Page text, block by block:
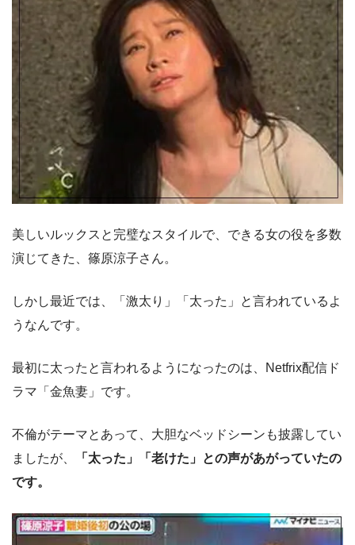
美しいルックスと完璧なスタイルで、できる女の役を多数
演じてきた、篠原涼子さん。
しかし最近では、「激太り」「太った」と言われているよ
うなんです。
最初に太ったと言われるようになったのは、Netfrix配信ド
ラマ「金魚妻」です。
不倫がテーマとあって、大胆なベッドシーンも披露してい
ましたが、
「太った」「老けた」との声があがっていたの
です。